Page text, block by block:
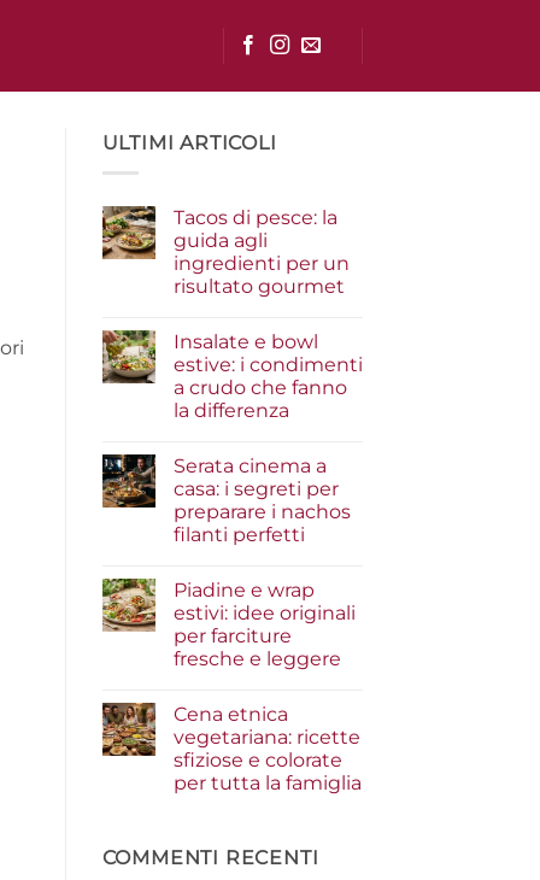
ULTIMI ARTICOLI
Tacos di pesce: la
guida agli
ingredienti per un
risultato gourmet
su
Tacos
di
pesce:
la
guida
per
un
risultato
gourmet
Insalate e bowl
estive: i condimenti
a crudo che fanno
la differenza
su
e
bowl
estive:
crudo
che
fanno
la
differenza
Serata cinema a
casa: i segreti per
preparare i nachos
filanti perfetti
su
Serata
cinema
a
casa:
preparare
i
nachos
filanti
perfetti
Piadine e wrap
estivi: idee originali
per farciture
fresche e leggere
su
e
wrap
estivi:
idee
fresche
e
Cena etnica
vegetariana: ricette
sfiziose e colorate
per tutta la famiglia
Cena
etnica
COMMENTI RECENTI